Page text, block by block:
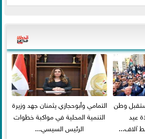
وطن
عيد
آلاف...
التمامي وأبوحجازي يثمنان جهد وزيرة
التنمية المحلية في مواكبة خطوات
الرئيس السيسي...